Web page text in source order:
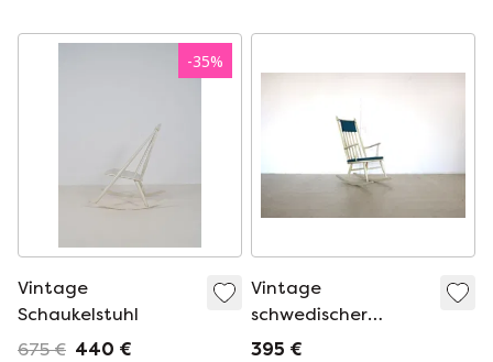
-35%
Vintage
Schaukelstuhl
675 € 440 €
Vintage
schwedischer
Schaukelstuhl
395 €